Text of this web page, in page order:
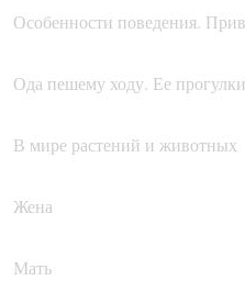
Особенности поведения.
Ода пешему ходу. Ее прогулки
В мире растений и животных
Жена
Мать